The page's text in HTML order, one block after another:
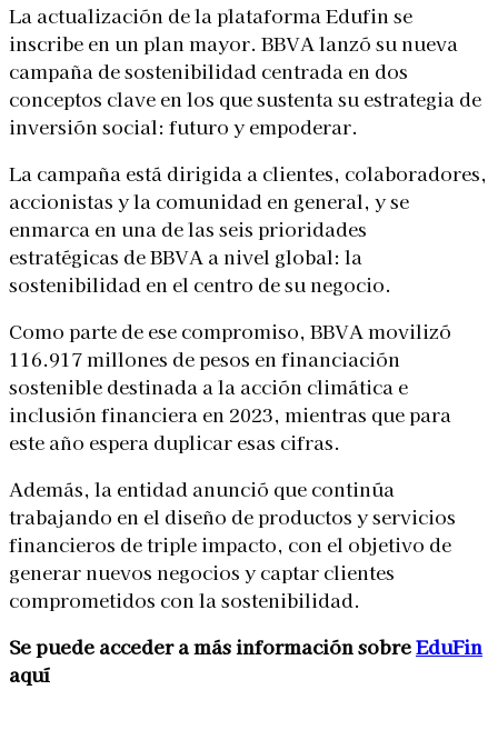
La actualización de la plataforma Edufin se
inscribe en un plan mayor. BBVA lanzó su nueva
campaña de sostenibilidad centrada en dos
conceptos clave en los que sustenta su estrategia de
inversión social: futuro y empoderar.
La campaña está dirigida a clientes, colaboradores,
accionistas y la comunidad en general, y se
enmarca en una de las seis prioridades
estratégicas de BBVA a nivel global: la
sostenibilidad en el centro de su negocio.
Como parte de ese compromiso, BBVA movilizó
116.917 millones de pesos en financiación
sostenible destinada a la acción climática e
inclusión financiera en 2023, mientras que para
este año espera duplicar esas cifras.
Además, la entidad anunció que continúa
trabajando en el diseño de productos y servicios
financieros de triple impacto, con el objetivo de
generar nuevos negocios y captar clientes
comprometidos con la sostenibilidad.
Se puede acceder a más información sobreEduFin
aquí